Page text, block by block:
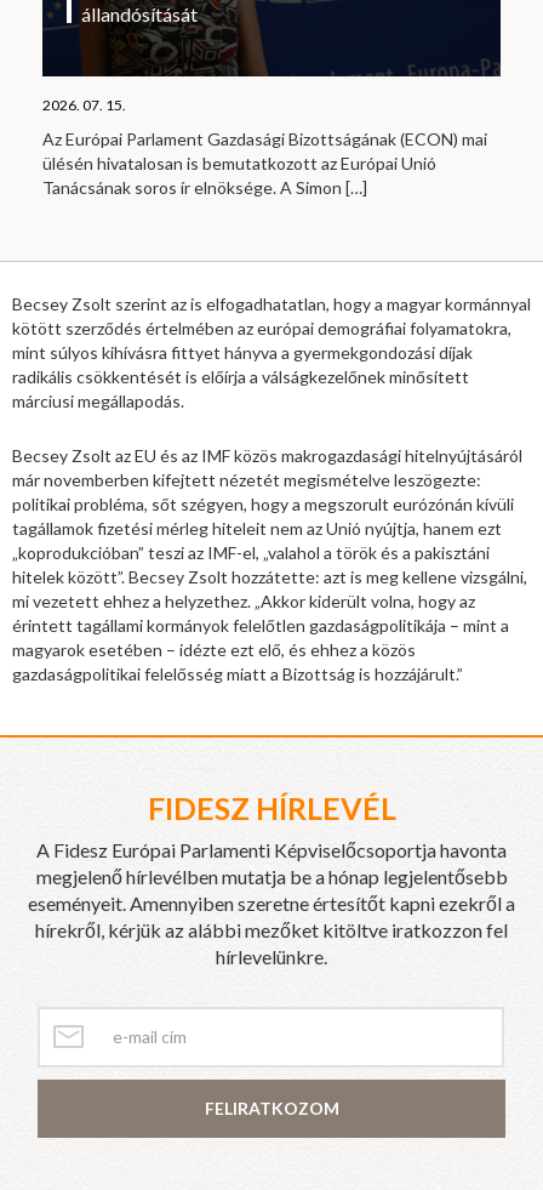
állandósítását
2026. 07. 15.
Az Európai Parlament Gazdasági Bizottságának (ECON) mai
ülésén hivatalosan is bemutatkozott az Európai Unió
Tanácsának soros ír elnöksége. A Simon […]
Becsey Zsolt szerint az is elfogadhatatlan, hogy a magyar kormánnyal
kötött szerződés értelmében az európai demográfiai folyamatokra,
mint súlyos kihívásra fittyet hányva a gyermekgondozási díjak
radikális csökkentését is előírja a válságkezelőnek minősített
márciusi megállapodás.
Becsey Zsolt az EU és az IMF közös makrogazdasági hitelnyújtásáról
már novemberben kifejtett nézetét megismételve leszögezte:
politikai probléma, sőt szégyen, hogy a megszorult eurózónán kívüli
tagállamok fizetési mérleg hiteleit nem az Unió nyújtja, hanem ezt
„koprodukcióban” teszi az IMF-el, „valahol a török és a pakisztáni
hitelek között”. Becsey Zsolt hozzátette: azt is meg kellene vizsgálni,
mi vezetett ehhez a helyzethez. „Akkor kiderült volna, hogy az
érintett tagállami kormányok felelőtlen gazdaságpolitikája – mint a
magyarok esetében – idézte ezt elő, és ehhez a közös
gazdaságpolitikai felelősség miatt a Bizottság is hozzájárult.”
FIDESZ HÍRLEVÉL
A Fidesz Európai Parlamenti Képviselőcsoportja havonta
megjelenő hírlevélben mutatja be a hónap legjelentősebb
eseményeit. Amennyiben szeretne értesítőt kapni ezekről a
hírekről, kérjük az alábbi mezőket kitöltve iratkozzon fel
hírlevelünkre.
FELIRATKOZOM